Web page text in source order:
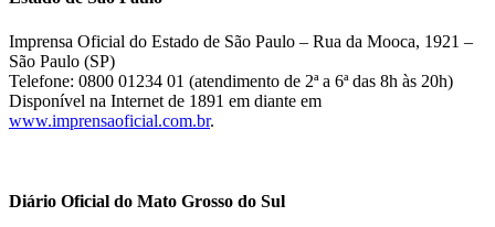
Imprensa Oficial do Estado de São Paulo – Rua da Mooca, 1921 –
São Paulo (SP)
Telefone: 0800 01234 01 (atendimento de 2ª a 6ª das 8h às 20h)
Disponível na Internet de 1891 em diante em
www.imprensaoficial.com.br.
Diário Oficial do Mato Grosso do Sul